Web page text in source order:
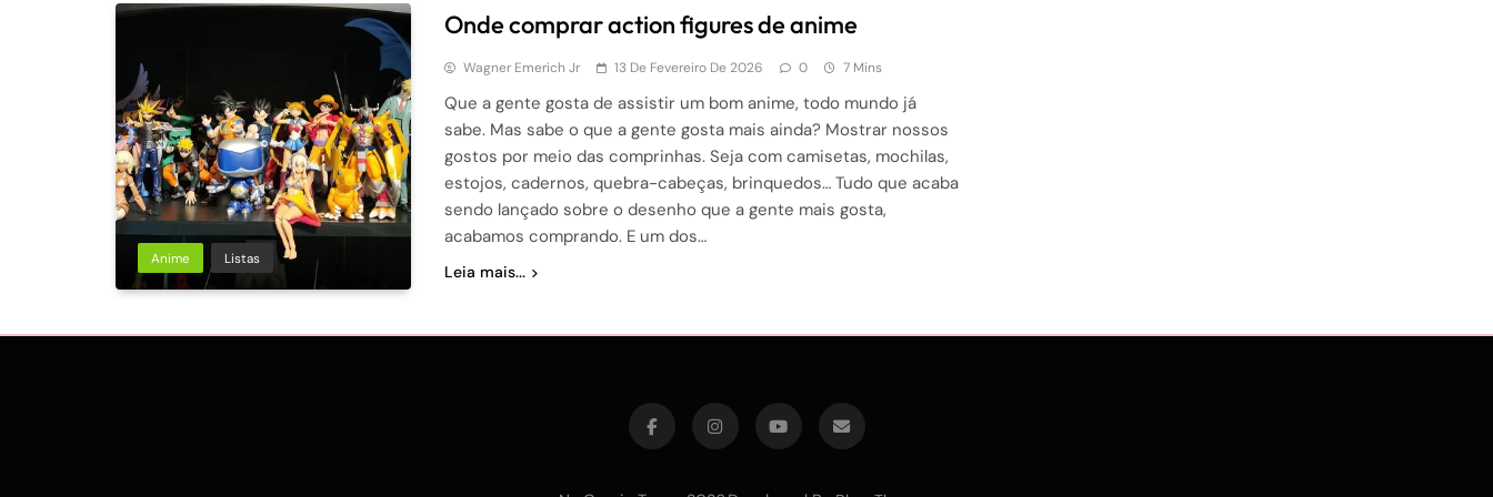
Anime Listas
Onde comprar action figures de anime
Wagner Emerich Jr 13 De Fevereiro De 2026 0 7 Mins
Que a gente gosta de assistir um bom anime, todo mundo já
sabe. Mas sabe o que a gente gosta mais ainda? Mostrar nossos
gostos por meio das comprinhas. Seja com camisetas, mochilas,
estojos, cadernos, quebra-cabeças, brinquedos… Tudo que acaba
sendo lançado sobre o desenho que a gente mais gosta,
acabamos comprando. E um dos…
Leia mais...